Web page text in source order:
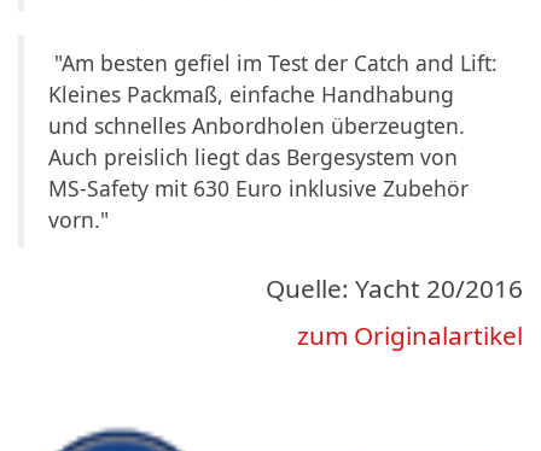
"Am besten gefiel im Test der Catch and Lift:
Kleines Packmaß, einfache Handhabung
und schnelles Anbordholen überzeugten.
Auch preislich liegt das Bergesystem von
MS-Safety mit 630 Euro inklusive Zubehör
vorn."
Quelle: Yacht 20/2016
zum Originalartikel